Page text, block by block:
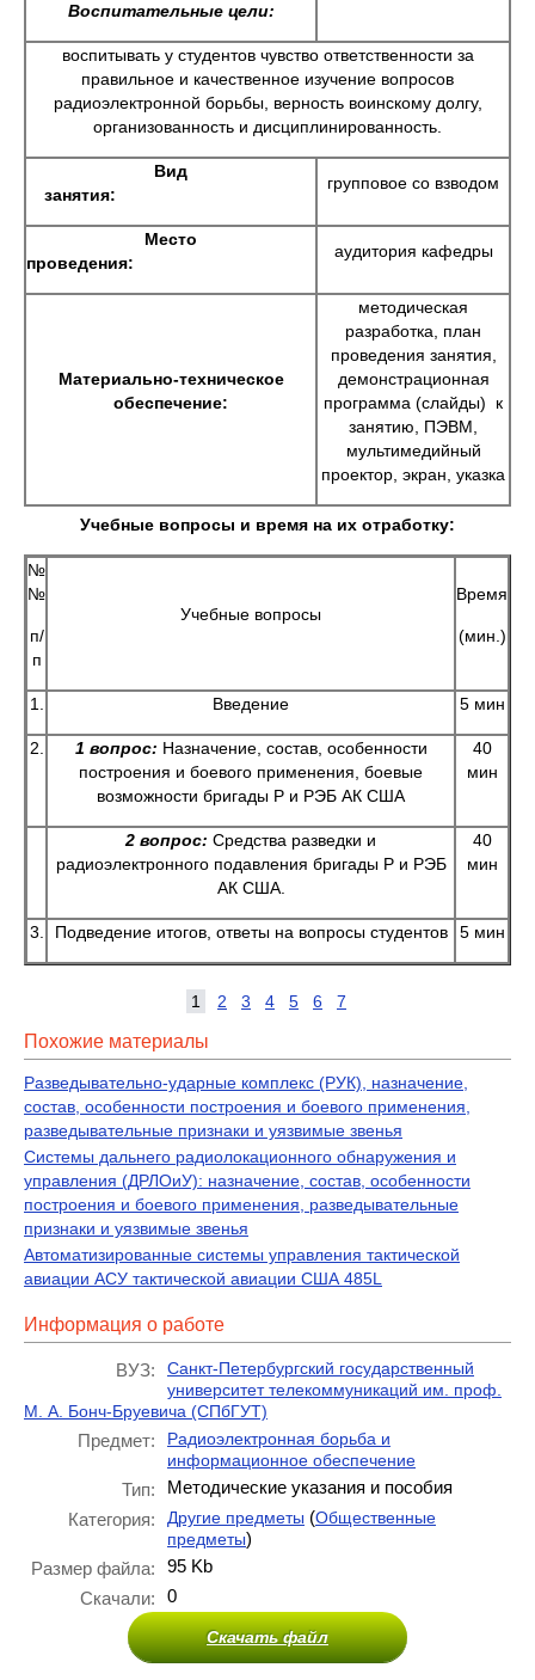
Воспитательные цели:
воспитывать у студентов чувство ответственности за
правиль­ное и качественное изучение вопросов
радиоэлектронной борьбы, верность воинскому долгу,
организованность и дисциплинированность.
Вид
занятия:
групповое со взводом
Место
проведения:
аудитория кафедры
Материально-техническое
обеспечение:
методическая
разработка, план
проведения занятия,
демонстрационная
программа (слайды) к
занятию, ПЭВМ,
мультимедийный
проектор, экран, указка
Учебные вопросы и время на их отработку:
№
№
п/
п
Учебные вопросы
Время
(мин.)
1. Введение 5 мин
2. 1 вопрос: Назначение, состав, особенности
построения и боевого применения, боевые
возможности бригады Р и РЭБ АК США
40
мин
2 вопрос: Средства разведки и
радиоэлектронного подавления бригады Р и РЭБ
АК США.
40
мин
3. Подведение итогов, ответы на вопросы студентов 5 мин
1 2 3 4 5 6 7
Похожие материалы
Разведывательно-ударные комплекс (РУК), назначение,
состав, особенности построения и боевого применения,
разведывательные признаки и уязвимые звенья
Системы дальнего радиолокационного обнаружения и
управления (ДРЛОиУ): назначение, состав, особенности
построения и боевого применения, разведывательные
признаки и уязвимые звенья
Автоматизированные системы управления тактической
авиации АСУ тактической авиации США 485L
Информация о работе
ВУЗ:
Санкт-Петербургский государственный
университет телекоммуникаций им. проф.
М. А. Бонч-Бруевича (СПбГУТ)
Предмет:
Радиоэлектронная борьба и
информационное обеспечение
Тип:
Методические указания и пособия
Категория:
Другие предметы (Общественные
предметы)
Размер файла:
95 Kb
Скачали:
0
Скачать файл